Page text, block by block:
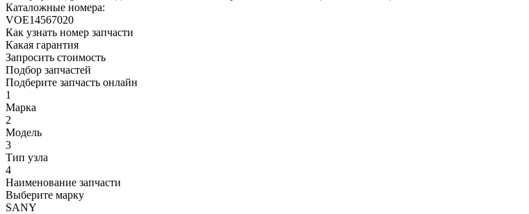
Каталожные номера:
VOE14567020
Как узнать номер запчасти
Какая гарантия
Запросить стоимость
Подбор запчастей
Подберите запчасть онлайн
1
Марка
2
Модель
3
Тип узла
4
Наименование запчасти
Выберите марку
SANY